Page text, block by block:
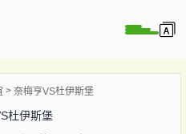
奈梅亨VS杜伊斯堡
杜伊斯堡